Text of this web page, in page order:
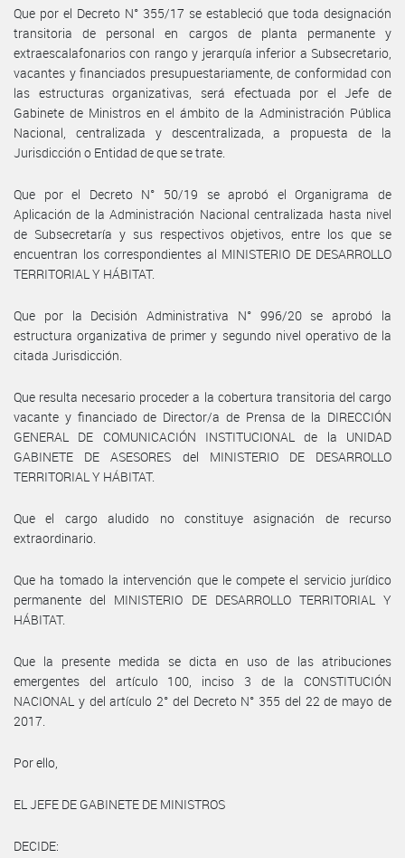
Que por el Decreto N° 355/17 se estableció que toda designación
transitoria de personal en cargos de planta permanente y
extraescalafonarios con rango y jerarquía inferior a Subsecretario,
vacantes y financiados presupuestariamente, de conformidad con
las estructuras organizativas, será efectuada por el Jefe de
Gabinete de Ministros en el ámbito de la Administración Pública
Nacional, centralizada y descentralizada, a propuesta de la
Jurisdicción o Entidad de que se trate.
Que por el Decreto N° 50/19 se aprobó el Organigrama de
Aplicación de la Administración Nacional centralizada hasta nivel
de Subsecretaría y sus respectivos objetivos, entre los que se
encuentran los correspondientes al MINISTERIO DE DESARROLLO
TERRITORIAL Y HÁBITAT.
Que por la Decisión Administrativa N° 996/20 se aprobó la
estructura organizativa de primer y segundo nivel operativo de la
citada Jurisdicción.
Que resulta necesario proceder a la cobertura transitoria del cargo
vacante y financiado de Director/a de Prensa de la DIRECCIÓN
GENERAL DE COMUNICACIÓN INSTITUCIONAL de la UNIDAD
GABINETE DE ASESORES del MINISTERIO DE DESARROLLO
TERRITORIAL Y HÁBITAT.
Que el cargo aludido no constituye asignación de recurso
extraordinario.
Que ha tomado la intervención que le compete el servicio jurídico
permanente del MINISTERIO DE DESARROLLO TERRITORIAL Y
HÁBITAT.
Que la presente medida se dicta en uso de las atribuciones
emergentes del artículo 100, inciso 3 de la CONSTITUCIÓN
NACIONAL y del artículo 2° del Decreto N° 355 del 22 de mayo de
2017.
Por ello,
EL JEFE DE GABINETE DE MINISTROS
DECIDE: